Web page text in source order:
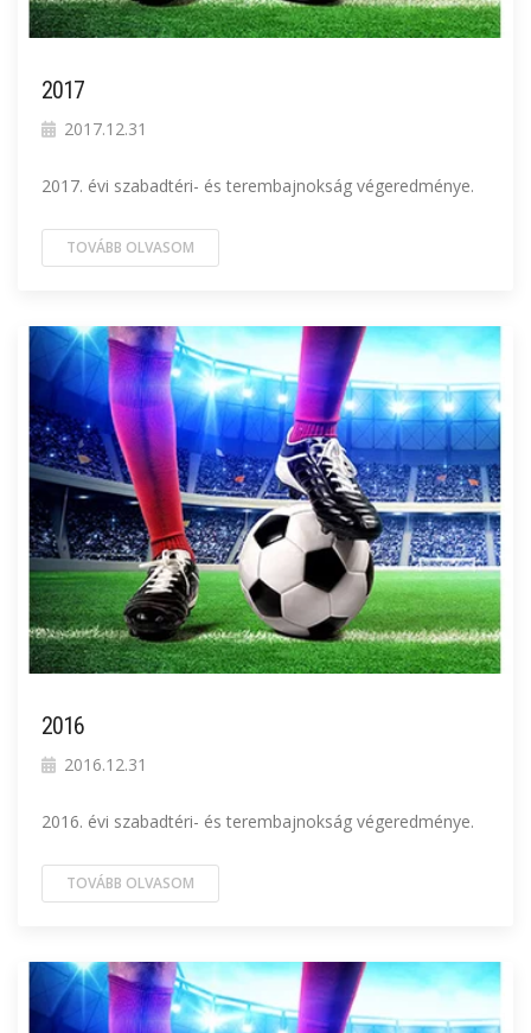
2017
2017.12.31
2017. évi szabadtéri- és terembajnokság végeredménye.
TOVÁBB OLVASOM
2016
2016.12.31
2016. évi szabadtéri- és terembajnokság végeredménye.
TOVÁBB OLVASOM